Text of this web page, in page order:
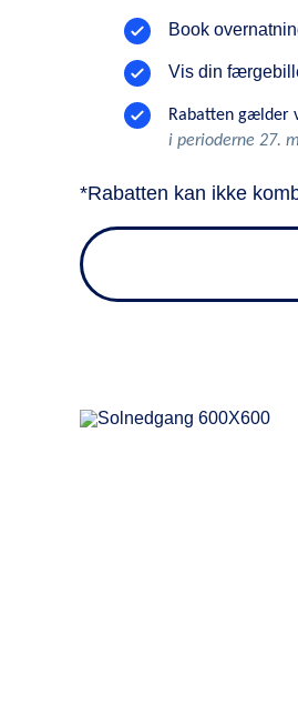
Book
Vis din
Rabatten gælder
i perioderne 27.
*Rabatten kan ikke